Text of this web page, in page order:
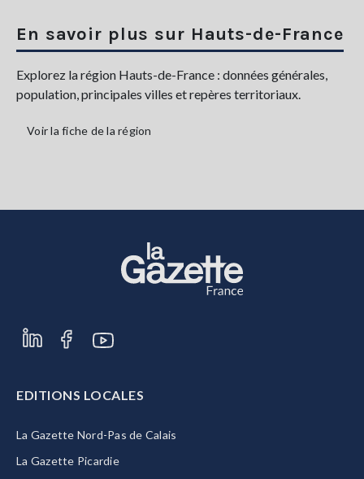
En savoir plus sur Hauts-de-France
Explorez la région Hauts-de-France : données générales,
population, principales villes et repères territoriaux.
Voir la fiche de la région
EDITIONS LOCALES
La Gazette Nord-Pas de Calais
La Gazette Picardie